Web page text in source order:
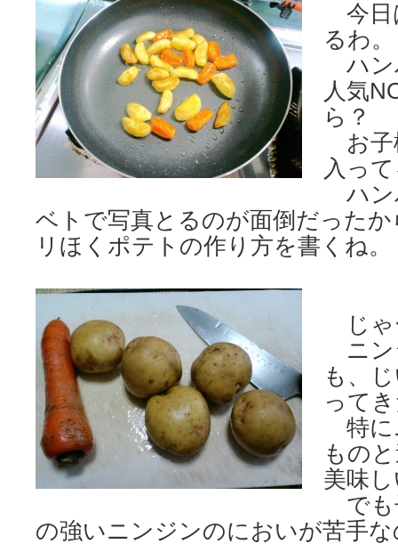
今日
るわ。
ハン
人気
ら？
お子
入っ
ハン
ベトで写真とるのが面倒だった
リほくポテトの作り方を書くね。
じゃ
ニン
も、
って
特に
もの
美味
でも
の強いニンジンのにおいが苦手